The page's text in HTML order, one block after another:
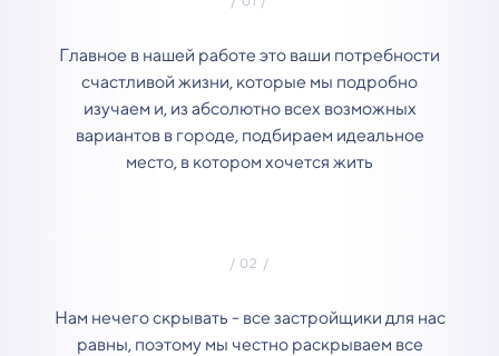
Главное в нашей работе это ваши потребности
счастливой жизни, которые мы подробно
изучаем и, из абсолютно всех возможных
вариантов в городе, подбираем идеальное
место, в котором хочется жить
Нам нечего скрывать - все застройщики для нас
равны, поэтому мы честно раскрываем все